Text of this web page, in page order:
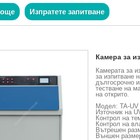
още Изпратете запитване
Камера за
Камерата за
за изпитване
дългосрочно
тестване на
на открито.
Модел: TA-UV
Източник на
Контрол на
Контрол на
Вътрешен
Външен